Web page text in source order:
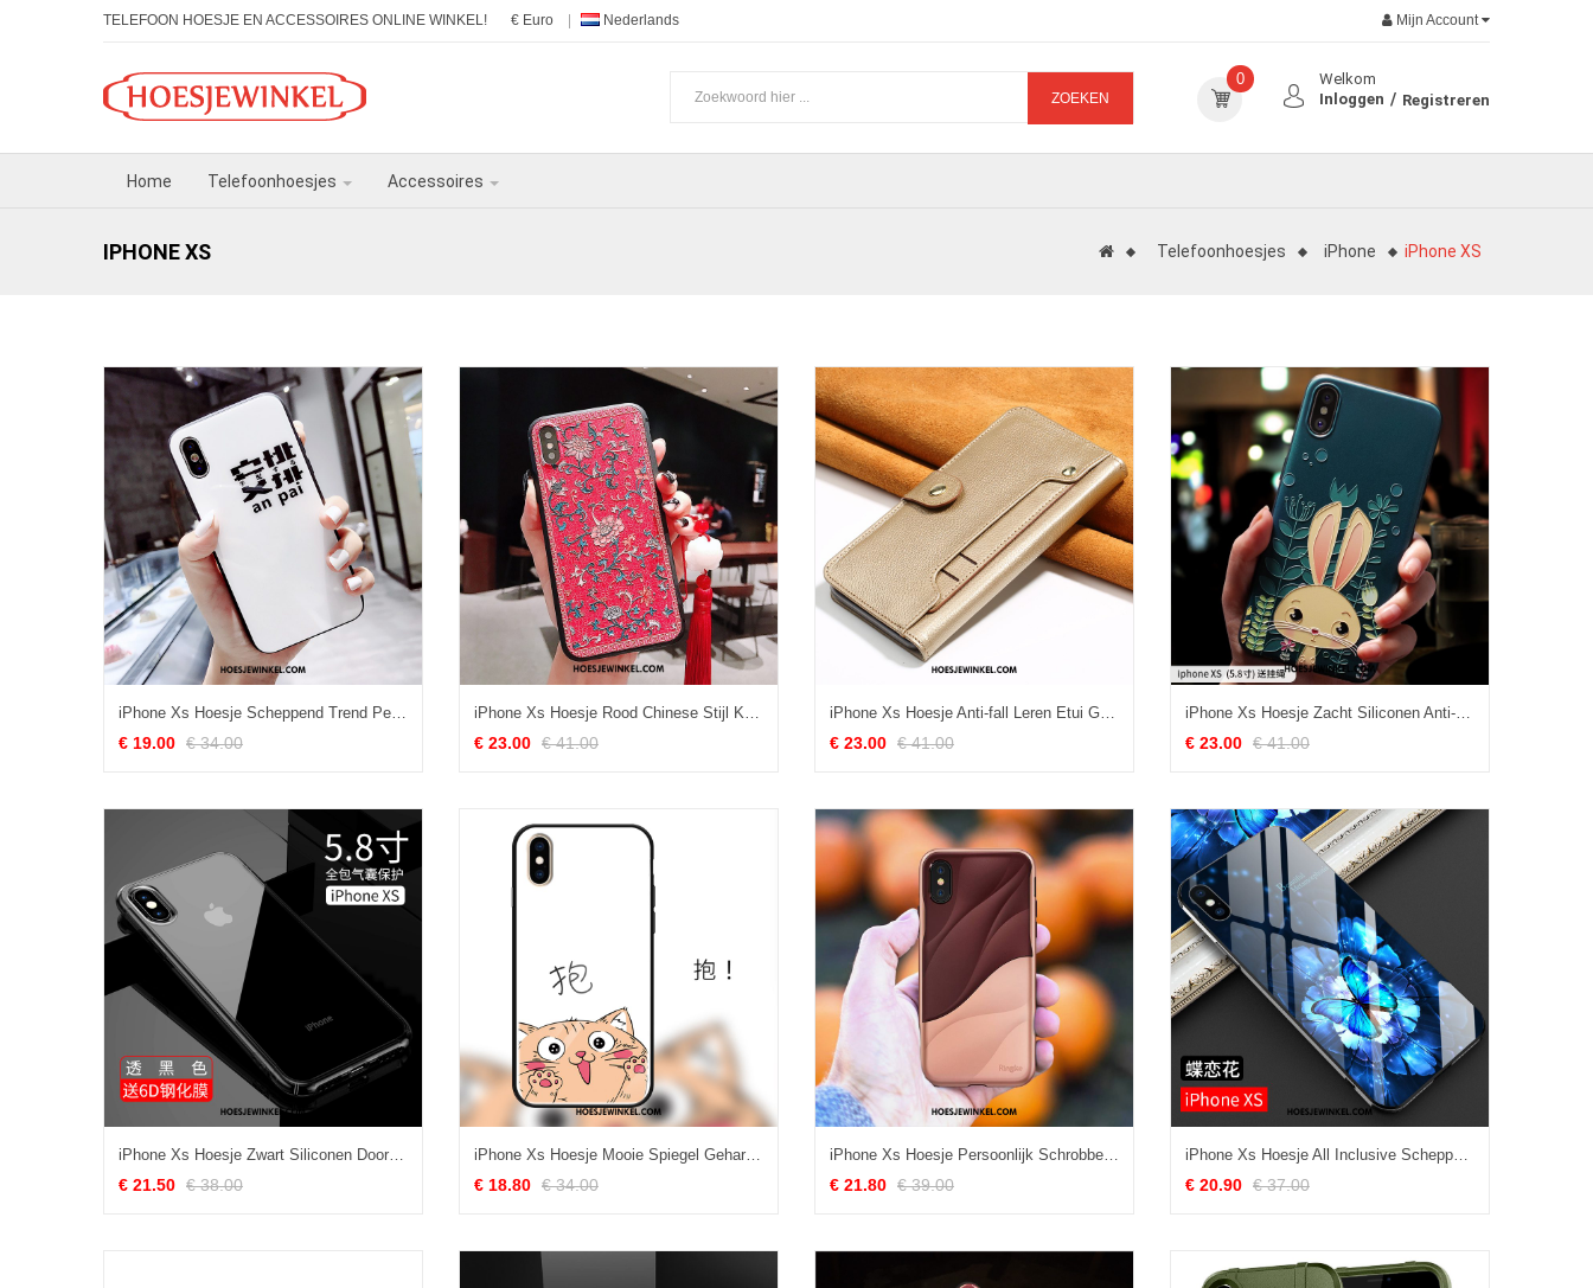
TELEFOON HOESJE EN ACCESSOIRES ONLINE WINKEL! € Euro Nederlands Mijn Account
ZOEKEN
Welkom
Inloggen
Registreren
0
Home Telefoonhoesjes Accessoires
IPHONE XS Telefoonhoesjes iPhone iPhone XS
iPhone Xs Hoesje Scheppend Trend Persoonlijk, iPhone Xs Hoesje All Inclusive Wit
€ 19.00 € 34.00
iPhone Xs Hoesje Rood Chinese Stijl Kunst, iPhone Xs Hoesje Net Red Mobiele Telefoon
€ 23.00 € 41.00
iPhone Xs Hoesje Anti-fall Leren Etui Goud, iPhone Xs Hoesje Kaart All Inclusive
€ 23.00 € 41.00
iPhone Xs Hoesje Zacht Siliconen Anti-fall, iPhone Xs Hoesje Persoonlijk Nieuw
€ 23.00 € 41.00
iPhone Xs Hoesje Zwart Siliconen Doorzichtig, iPhone Xs Hoesje Anti-fall Zacht
€ 21.50 € 38.00
iPhone Xs Hoesje Mooie Spiegel Gehard Glas, iPhone Xs Hoesje Lovers Wit
€ 18.80 € 34.00
iPhone Xs Hoesje Persoonlijk Schrobben Trendy Merk, iPhone Xs Hoesje Bescherming Mobiele Telefoon
€ 21.80 € 39.00
iPhone Xs Hoesje All Inclusive Scheppend Net Red, iPhone Xs Hoesje Hoes High End
€ 20.90 € 37.00